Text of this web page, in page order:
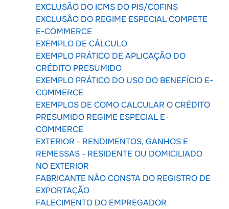
EXCLUSÃO DO ICMS DO PIS/COFINS
EXCLUSÃO DO REGIME ESPECIAL COMPETE
E-COMMERCE
EXEMPLO DE CÁLCULO
EXEMPLO PRÁTICO DE APLICAÇÃO DO
CRÉDITO PRESUMIDO
EXEMPLO PRÁTICO DO USO DO BENEFÍCIO E-
COMMERCE
EXEMPLOS DE COMO CALCULAR O CRÉDITO
PRESUMIDO REGIME ESPECIAL E-
COMMERCE
EXTERIOR - RENDIMENTOS, GANHOS E
REMESSAS - RESIDENTE OU DOMICILIADO
NO EXTERIOR
FABRICANTE NÃO CONSTA DO REGISTRO DE
EXPORTAÇÃO
FALECIMENTO DO EMPREGADOR